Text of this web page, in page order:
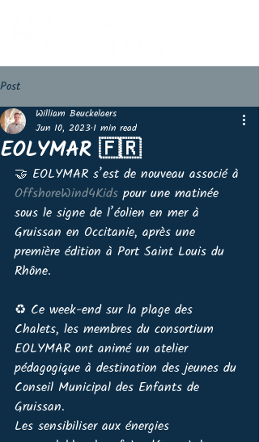
Post
EOLYMAR 🇫🇷
William Beuckelaers
Jun 10, 2023 1 min read
🤝 EOLYMAR s’est de nouveau associé à
OffshoreWind4Kids pour une matinée
sous le signe de l’éolien en mer à
Gruissan en Occitanie, après une
première édition à Port Saint Louis du
Rhône.
♻️ Ce week-end sur la plage des
Chalets, les membres du consortium
EOLYMAR ont animé un atelier
pédagogique à destination des jeunes du
Conseil Municipal des Enfants de
Gruissan.
Les sensibiliser aux énergies